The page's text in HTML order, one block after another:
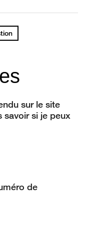
sur le site
savoir si je peux
de